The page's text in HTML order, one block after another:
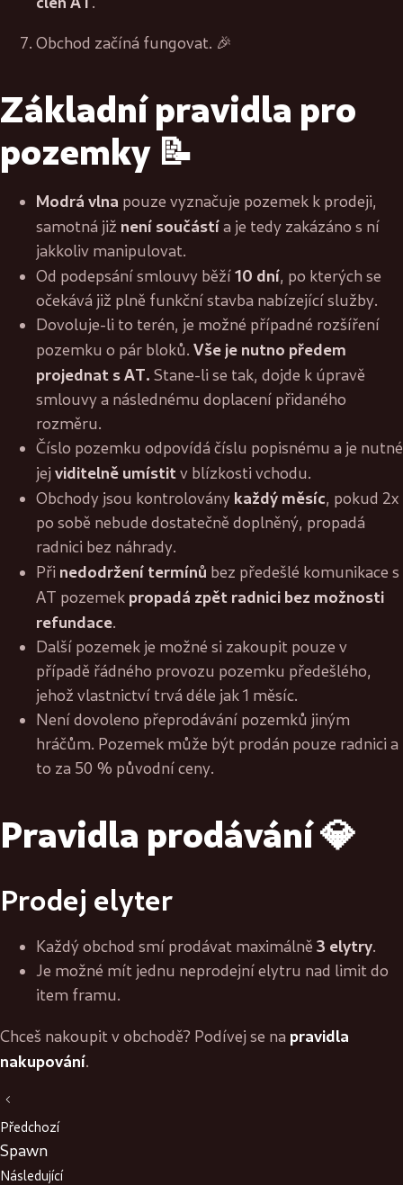
Obchod začíná fungovat. 🎉
Základní pravidla pro
pozemky 📝
Modrá vlna pouze vyznačuje pozemek k prodeji,
samotná již není součástía je tedy zakázáno s ní
jakkoliv manipulovat.
Od podepsání smlouvy běží10 dní, po kterých se
očekává již plně funkční stavba nabízející služby.
Dovoluje-li to terén, je možné případné rozšíření
pozemku o pár bloků. Vše je nutno předem
projednat s AT. Stane-li se tak, dojde k úpravě
smlouvy a následnému doplacení přidaného
rozměru.
Číslo pozemku odpovídá číslu popisnému a je nutné
jej viditelně umístitv blízkosti vchodu.
Obchody jsou kontrolovány každý měsíc, pokud 2x
po sobě nebude dostatečně doplněný, propadá
radnici bez náhrady.
Při nedodržení termínů bez předešlé komunikace s
AT pozemek propadá zpět radnici bez možnosti
refundace.
Další pozemek je možné si zakoupit pouze v
případě řádného provozu pozemku předešlého,
jehož vlastnictví trvá déle jak 1 měsíc.
Není dovoleno přeprodávání pozemků jiným
hráčům. Pozemek může být prodán pouze radnici a
to za 50 % původní ceny.
Pravidla prodávání 💎
Prodej elyter
Každý obchod smí prodávat maximálně 3 elytry.
Je možné mít jednu neprodejní elytru nad limit do
item framu.
Chceš nakoupit v obchodě? Podívej se na pravidla
nakupování.
Předchozí
Spawn
Následující